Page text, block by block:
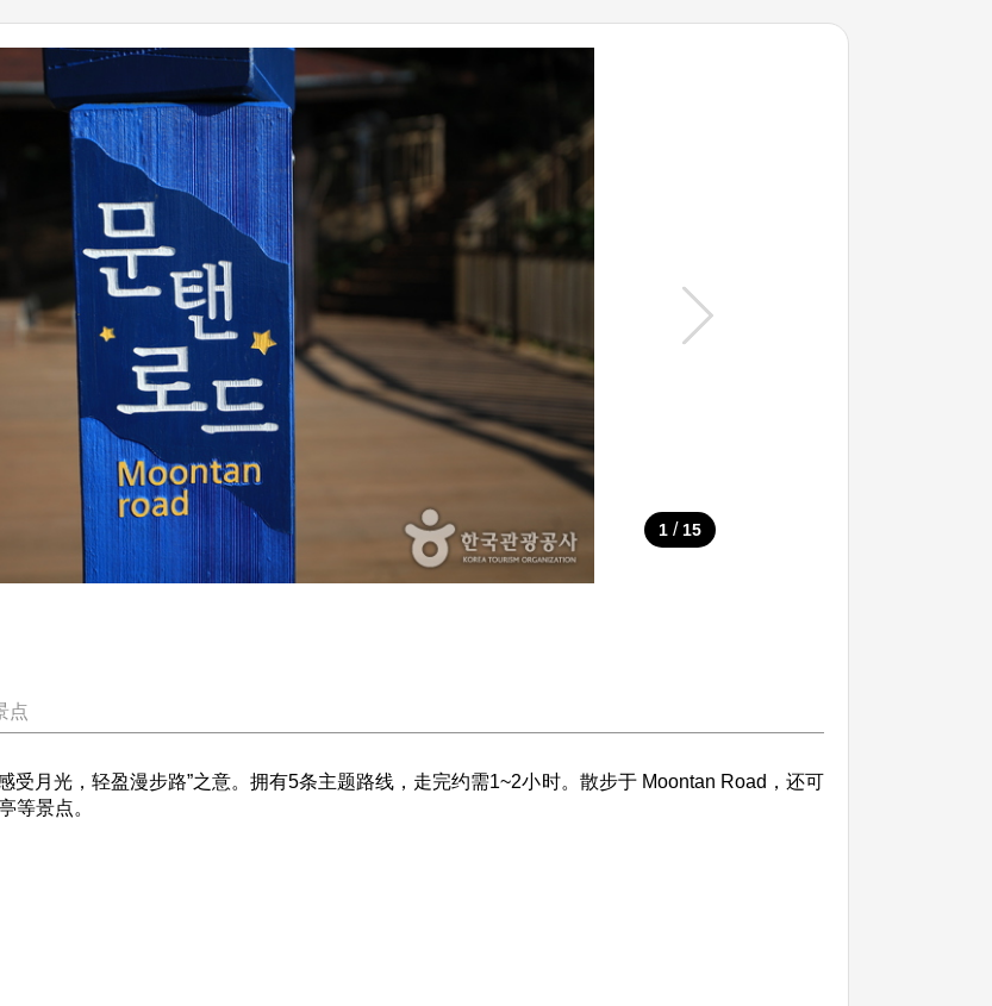
1 / 15
点
受月光，轻盈漫步路”之意。拥有5条主题路线，走完约需1~2小时。散步于 Moontan Road，还可
等景点。